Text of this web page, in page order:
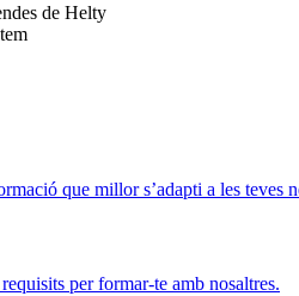
de Helty
que millor s’adapti a les teves
per formar-te amb nosaltres.